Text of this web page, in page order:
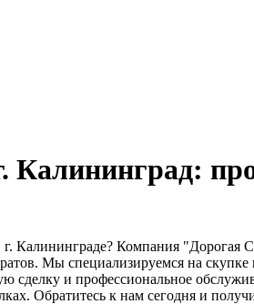
Калининград:
г. Калининграде? Компания
Мы специализируемся на
сделку и профессиональное
Обратитесь к нам сегодня и